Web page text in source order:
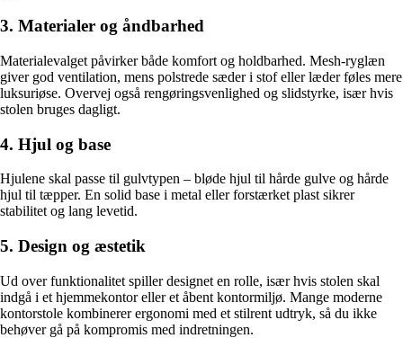
3. Materialer og åndbarhed
Materialevalget påvirker både komfort og holdbarhed. Mesh-ryglæn
giver god ventilation, mens polstrede sæder i stof eller læder føles mere
luksuriøse. Overvej også rengøringsvenlighed og slidstyrke, især hvis
stolen bruges dagligt.
4. Hjul og base
Hjulene skal passe til gulvtypen – bløde hjul til hårde gulve og hårde
hjul til tæpper. En solid base i metal eller forstærket plast sikrer
stabilitet og lang levetid.
5. Design og æstetik
Ud over funktionalitet spiller designet en rolle, især hvis stolen skal
indgå i et hjemmekontor eller et åbent kontormiljø. Mange moderne
kontorstole kombinerer ergonomi med et stilrent udtryk, så du ikke
behøver gå på kompromis med indretningen.